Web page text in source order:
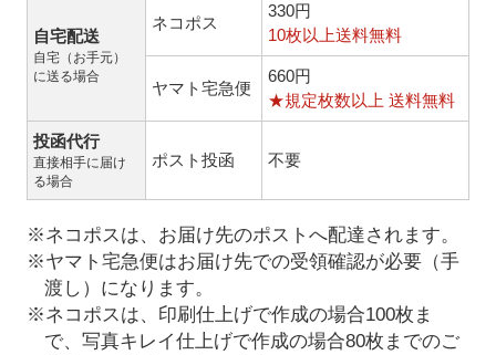
自宅配送
自宅（お手元）
に送る場合
ネコポス
330円
10枚以上送料無料
ヤマト宅急便
660円
★規定枚数以上 送料無料
投函代行
直接相手に届け
る場合
ポスト投函 不要
※ネコポスは、お届け先のポストへ配達されます。
※ヤマト宅急便はお届け先での受領確認が必要（手
渡し）になります。
※ネコポスは、印刷仕上げで作成の場合100枚ま
で、写真キレイ仕上げで作成の場合80枚までのご